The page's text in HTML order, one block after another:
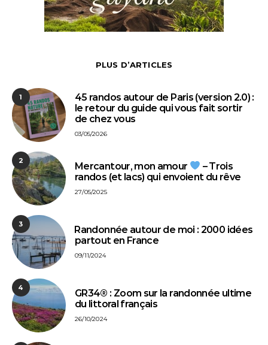
PLUS D’ARTICLES
1
45 randos autour de Paris (version 2.0) :
le retour du guide qui vous fait sortir
de chez vous
03/05/2026
2
Mercantour, mon amour
– Trois
randos (et lacs) qui envoient du rêve
27/05/2025
3
⁠Randonnée autour de moi : 2000 idées
partout en France
09/11/2024
4
GR34® : Zoom sur la randonnée ultime
du littoral français
26/10/2024